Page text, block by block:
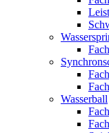
Wasserball